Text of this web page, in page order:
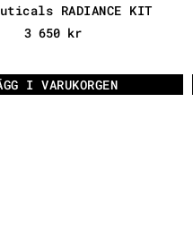
RADIANCE KIT
3 650 kr
I VARUKORGEN